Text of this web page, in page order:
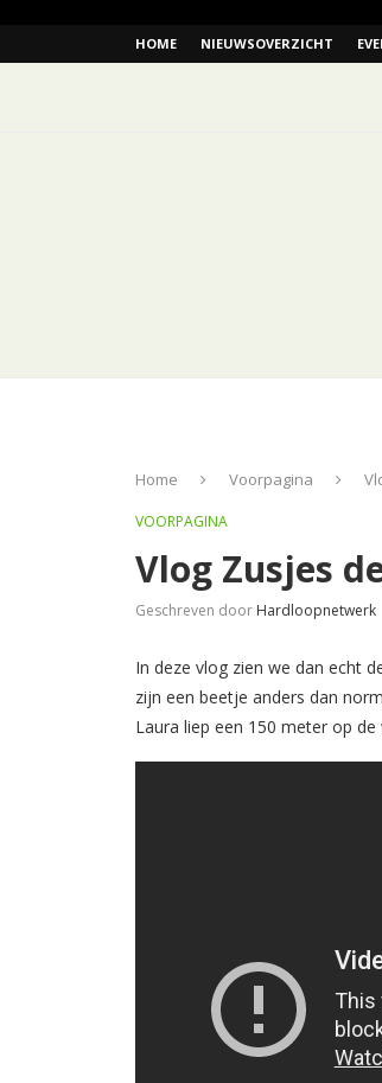
HOME NIEUWSOVERZICHT
Home Voorpagina
VOORPAGINA
Vlog Zusjes
Geschreven door Hardloopnetwerk
In deze vlog zien we dan echt
zijn een beetje anders dan
Laura liep een 150 meter op